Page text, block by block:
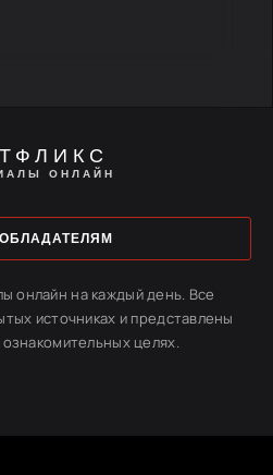
ОНЛАЙН
онлайн на каждый день. Все
источниках и представлены
целях.